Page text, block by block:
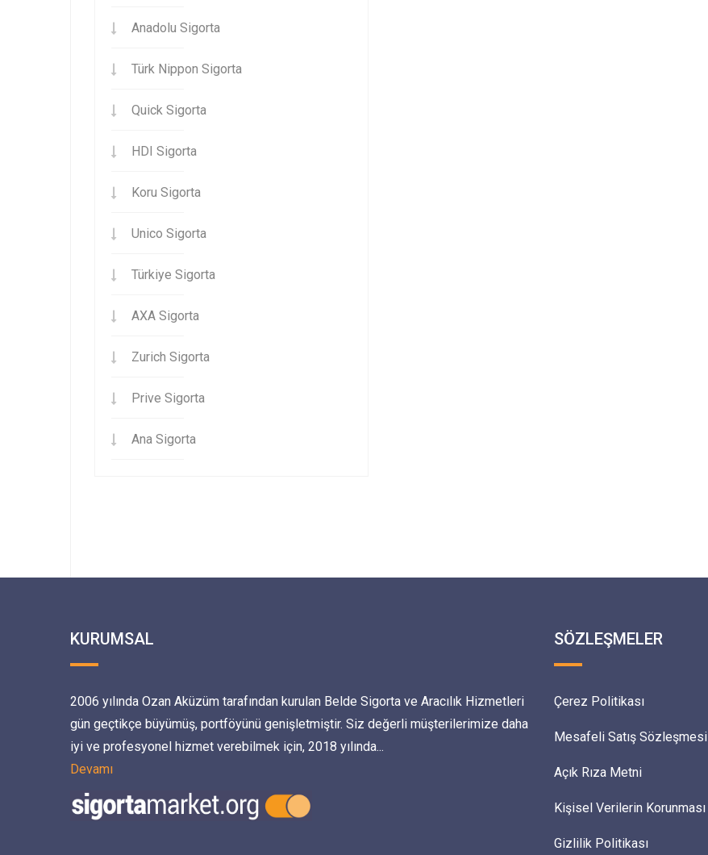
Anadolu Sigorta
Türk Nippon Sigorta
Quick Sigorta
HDI Sigorta
Koru Sigorta
Unico Sigorta
Türkiye Sigorta
AXA Sigorta
Zurich Sigorta
Prive Sigorta
Ana Sigorta
KURUMSAL
2006 yılında Ozan Aküzüm tarafından kurulan Belde Sigorta ve Aracılık Hizmetleri
gün geçtikçe büyümüş, portföyünü genişletmiştir. Siz değerli müşterilerimize daha
iyi ve profesyonel hizmet verebilmek için, 2018 yılında...
Devamı
SÖZLEŞMELER
Çerez Politikası
Mesafeli Satış Sözleşmesi
Açık Rıza Metni
Kişisel Verilerin Korunması
Gizlilik Politikası